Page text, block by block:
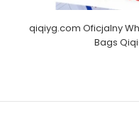
qiqiyg.com Oficjalny
Bags